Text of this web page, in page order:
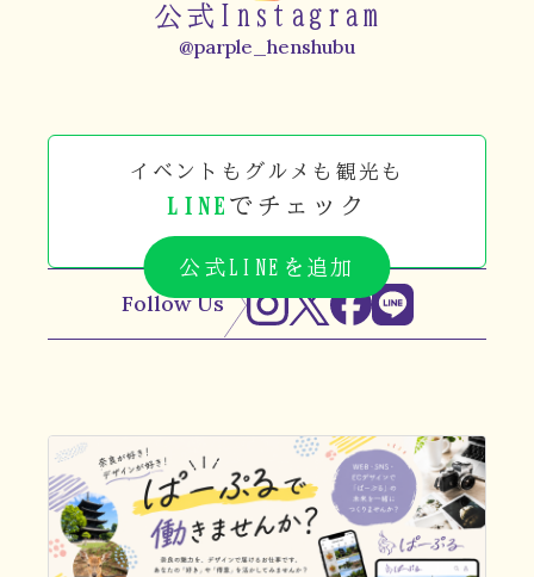
公式Instagram
@parple_henshubu
イベントもグルメも観光も
LINE でチェック
公式LINEを追加
Follow Us